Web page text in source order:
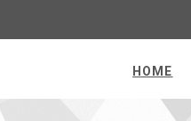
HOME